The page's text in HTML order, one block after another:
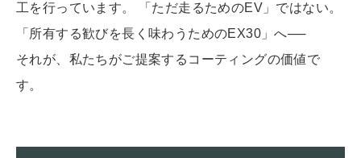
工を行っています。 「ただ走るためのEV」ではない。
「所有する歓びを長く味わうためのEX30」へ──
それが、私たちがご提案するコーティングの価値で
す。